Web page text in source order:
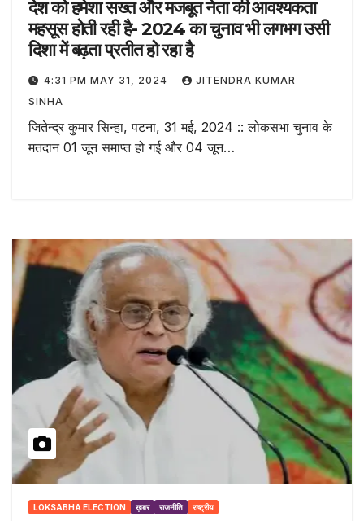
देश को हमेशा सख्त और मजबूत नेता की आवश्यकता
महसूस होती रही है- 2024 का चुनाव भी लगभग उसी
दिशा में बढ़ता प्रतीत हो रहा है
4:31 PM MAY 31, 2024
JITENDRA KUMAR
SINHA
जितेन्द्र कुमार सिन्हा, पटना, 31 मई, 2024 :: लोकसभा चुनाव के
मतदान 01 जून समाप्त हो गई और 04 जून…
LOKSABHA ELECTION ख़बर राजनीति राष्ट्रीय